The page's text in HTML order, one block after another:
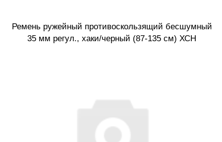
Ремень ружейный противоскользящий бесшумный
35 мм регул., хаки/черный (87-135 см) ХСН